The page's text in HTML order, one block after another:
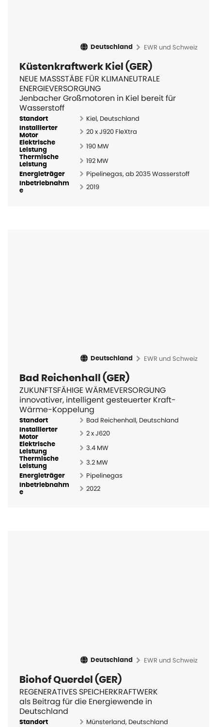
EWR und Schweiz
Deutschland
Küstenkraftwerk Kiel (GER)
NEUE MASSSTÄBE FÜR KLIMANEUTRALE
ENERGIEVERSORGUNG
Jenbacher Großmotoren in Kiel bereit für
Wasserstoff
Standort Kiel, Deutschland
Installierter
Motor
20 x J920 FleXtra
Elektrische
Leistung
190 MW
Thermische
Leistung
192 MW
Energieträger Pipelinegas, ab 2035 Wasserstoff
Inbetriebnahm
e
2019
EWR und Schweiz
Deutschland
Bad Reichenhall (GER)
ZUKUNFTSFÄHIGE WÄRMEVERSORGUNG
innovativer, intelligent gesteuerter Kraft-
Wärme-Koppelung
Standort Bad Reichenhall, Deutschland
Installierter
Motor
2 x J620
Elektrische
Leistung
3.4 MW
Thermische
Leistung
3.2 MW
Energieträger Pipelinegas
Inbetriebnahm
e
2022
EWR und Schweiz
Deutschland
Biohof Querdel (GER)
REGENERATIVES SPEICHERKRAFTWERK
als Beitrag für die Energiewende in
Deutschland
Standort Münsterland, Deutschland